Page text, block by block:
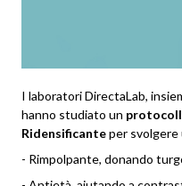
I laboratori DirectaLab,
hanno studiato un
Ridensificanteper svolgere
- Rimpolpante, donando